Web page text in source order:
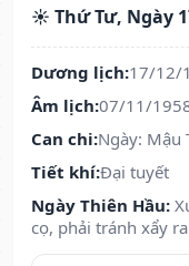
☀️ Thứ Tư, Ngày
Dương lịch:17/12/
Âm lịch:07/11/
Can chi:Ngày: Mậu
Tiết khí:Đại tuyết
Ngày Thiên Hầu:
cọ, phải tránh xẩy